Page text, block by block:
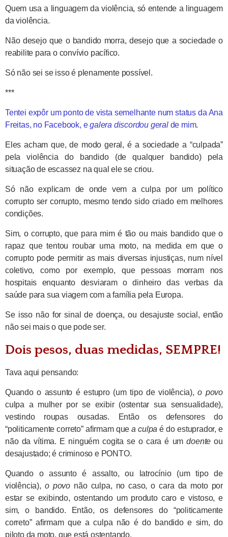
Quem usa a linguagem da violência, só entende a linguagem
da violência.
Não desejo que o bandido morra, desejo que a sociedade o
reabilite para o convívio pacífico.
Só não sei se isso é plenamente possível.
***
Tentei expôr um ponto de vista semelhante num status da Ana
Freitas, no Facebook, egalera discordou geralde mim.
Eles acham que, de modo geral, é a sociedade a “culpada”
pela violência do bandido (de qualquer bandido) pela
situação de escassez na qual ele se criou.
Só não explicam de onde vem a culpa por um político
corrupto ser corrupto, mesmo tendo sido criado em melhores
condições.
Sim, o corrupto, que para mim é tão ou mais bandido que o
rapaz que tentou roubar uma moto, na medida em que o
corrupto pode permitir as mais diversas injustiças, num nível
coletivo, como por exemplo, que pessoas morram nos
hospitais enquanto desviaram o dinheiro das verbas da
saúde para sua viagem com a família pela Europa.
Se isso não for sinal de doença, ou desajuste social, então
não sei mais o que pode ser.
Dois pesos, duas medidas, SEMPRE!
Tava aqui pensando:
Quando o assunto é estupro (um tipo de violência),o povo
culpa a mulher por se exibir (ostentar sua sensualidade),
vestindo roupas ousadas. Então os defensores do
“politicamente correto” afirmam quea culpa é do estuprador, e
não da vítima. E ninguém cogita se o cara é umdoente ou
desajustado; é criminoso e PONTO.
Quando o assunto é assalto, ou latrocínio (um tipo de
violência), o povo não culpa, no caso, o cara da moto por
estar se exibindo, ostentando um produto caro e vistoso, e
sim, o bandido. Então, os defensores do “politicamente
correto” afirmam que a culpa não é do bandido e sim, do
piloto da moto, que está ostentando.